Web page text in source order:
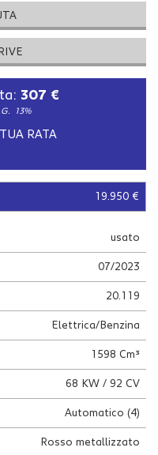
307 €
13%
RATA
19.950 €
usato
07/2023
20.119
Elettrica/Benzina
1598 Cm³
68 KW / 92 CV
Automatico (4)
Rosso metallizzato